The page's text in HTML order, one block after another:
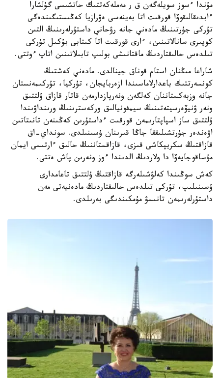
مۇندا ءسوز سويلەگەن ق ر مەملەكەتتىك حاتشىسى گۇلشارا
ءابدىقالىقوۆا قورقىت اتا بەينەسى ەۋرازيا كەڭىستىگىندەگى
تۇركى جۇرتىنىڭ مادەني جانە رۋحاني داستۇرلەرىنىڭ التىن
كوپىرى سانالاتىنىن، ءارى قورقىت اتا كىتابى بۇكىل تۇركى
تىلدەس حالىقتاردىڭ ماقتانىشى بولىپ تابىلاتىنىن اتاپ ءوتتى.
شاراعا مىڭنان استام قوناق جينالدى. مادەني كەشتىڭ
كونسەرتتىك باعدارلاماسىندا ازەربايجان، تۇركيا، تۇركىمەنستان
جانە وزبەكستاننان كەلگەن ونەرپازدارمەن قاتار قازاق ۇلتتىق
ونەر ۋنيۆەرسيتەتىنىڭ سيمفونيالىق وركەسترىنىڭ ورىنداۋىندا
ۇلتتىق ساز اسپاپتارىمەن قورقىت ءداستۇرىن كەڭىنەن تانىتاتىن
اۋەندەر جۇرتشىلىققا جاڭا قىرىنان ۇسىنىلدى. سونداي-اق
قازاقتىڭ سكريپكاشى قىزى، قازاقستاننىڭ حالىق ءارتىسى ايمان
مۇساقوجايەۆا دا ولاردىڭ الدىندا ءوز ونەرىن پاش ەتتى.
كەش سوڭىندا كەلۋشىلەرگە قازاقتىڭ ۇلتتىق تاعامدارى
ۇسىنىلىپ، تۇركى تىلدەس حالىقتاردىڭ مادەنيەتى مەن
داستۇرلەرىمەن تانىسۋ مۇمكىندىگى بەرىلدى.